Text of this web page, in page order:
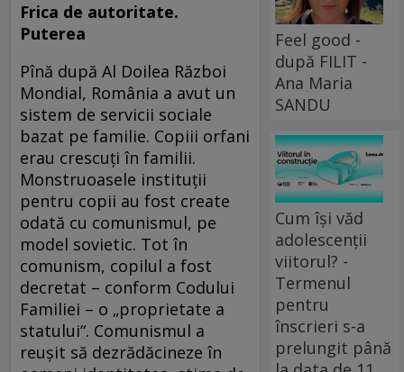
Frica de autoritate.
Puterea
Pînă după Al Doilea Război
Mondial, România a avut un
sistem de servicii sociale
bazat pe familie. Copiii orfani
erau crescuţi în familii.
Monstruoasele instituţii
pentru copii au fost create
odată cu comunismul, pe
model sovietic. Tot în
comunism, copilul a fost
decretat – conform Codului
Familiei – o „proprietate a
statului“. Comunismul a
reuşit să dezrădăcineze în
Feel good -
după FILIT -
Ana Maria
SANDU
Cum își văd
adolescenții
viitorul? -
Termenul
pentru
înscrieri s-a
prelungit până